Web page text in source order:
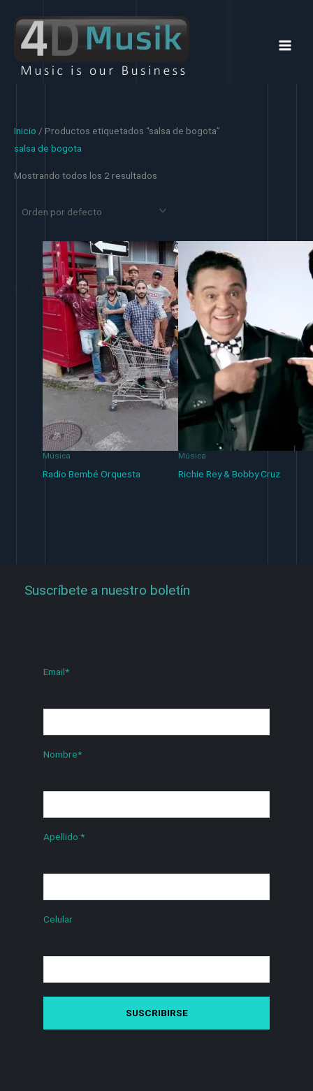
contenido
Inicio / Productos etiquetados “salsa de bogota”
salsa de bogota
Mostrando todos los 2 resultados
Música
Radio Bembé Orquesta
Música
Richie Rey & Bobby Cruz
Suscríbete a nuestro boletín
Email*
Nombre*
Apellido*
Celular